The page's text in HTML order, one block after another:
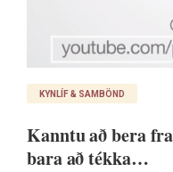
KYNLÍF & SAMBÖND
Kanntu að bera
bara að tékka…